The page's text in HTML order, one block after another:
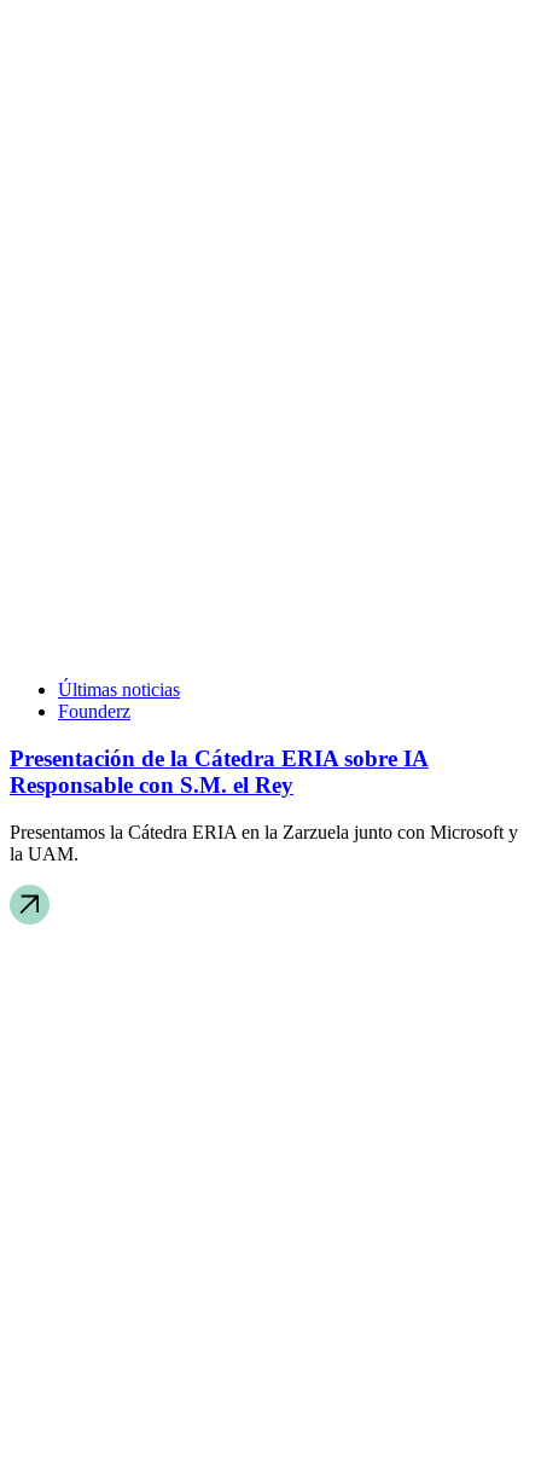
Últimas noticias
Founderz
Presentación de la Cátedra ERIA sobre IA
Responsable con S.M. el Rey
Presentamos la Cátedra ERIA en la Zarzuela junto con Microsoft y
la UAM.